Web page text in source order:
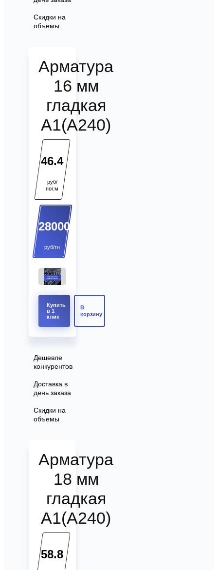
Скидки на
объемы
Арматура
16 мм
гладкая
А1(А240)
46.4
руб/
пог.м
28000
руб/тн
Купить
в 1
клик
В
корзину
Дешевле
конкурентов
Доставка в
день заказа
Скидки на
объемы
Арматура
18 мм
гладкая
А1(А240)
58.8